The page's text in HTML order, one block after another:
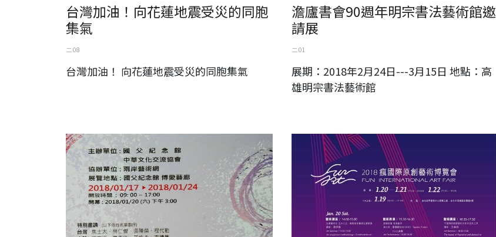
台灣加油！向花蓮地震受災的同胞
集氣
二 08
台灣加油！ 向花蓮地震受災的同胞集氣
澹廬書會90週年明宗書法藝術館邀
請展
二 01
展期：2018年2月24日---3月15日 地點：高
雄明宗書法藝術館
風華再現-2018兩岸名家邀請展 2018 瘋國際原創藝術博覽會